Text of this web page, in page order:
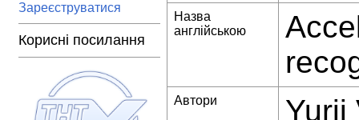
Зареєструватися
Корисні посилання
Назва
англійською
Автори Yurii